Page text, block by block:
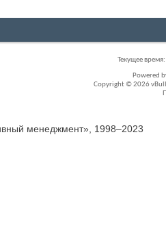
Текущее время:
Powered
Copyright © 2026
менеджмент», 1998–2023